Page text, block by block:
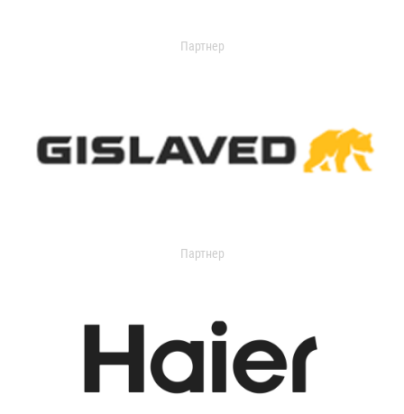
Партнер
Партнер